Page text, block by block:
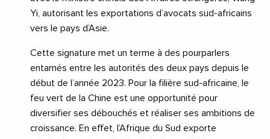
Yi, autorisant les exportations d’avocats sud-africains
vers le pays d’Asie.
Cette signature met un terme à des pourparlers
entamés entre les autorités des deux pays depuis le
début de l’année 2023. Pour la filière sud-africaine, le
feu vert de la Chine est une opportunité pour
diversifier ses débouchés et réaliser ses ambitions de
croissance. En effet, l’Afrique du Sud exporte